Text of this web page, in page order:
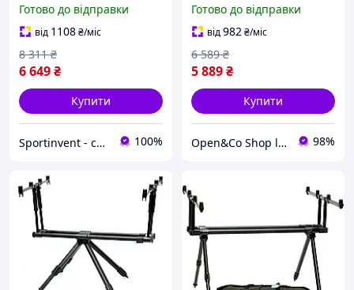
ніжках Gladiator RP188
Готово до відправки
від 1108₴/міс
6 649₴
8 311 ₴
Купити
Sportinvent - спортивний інтернет магазин 100%
Готово до відправки
від982₴/міс
5 889₴
6 589 ₴
Купити
Open&Co Shop l Товари з Європи 98%